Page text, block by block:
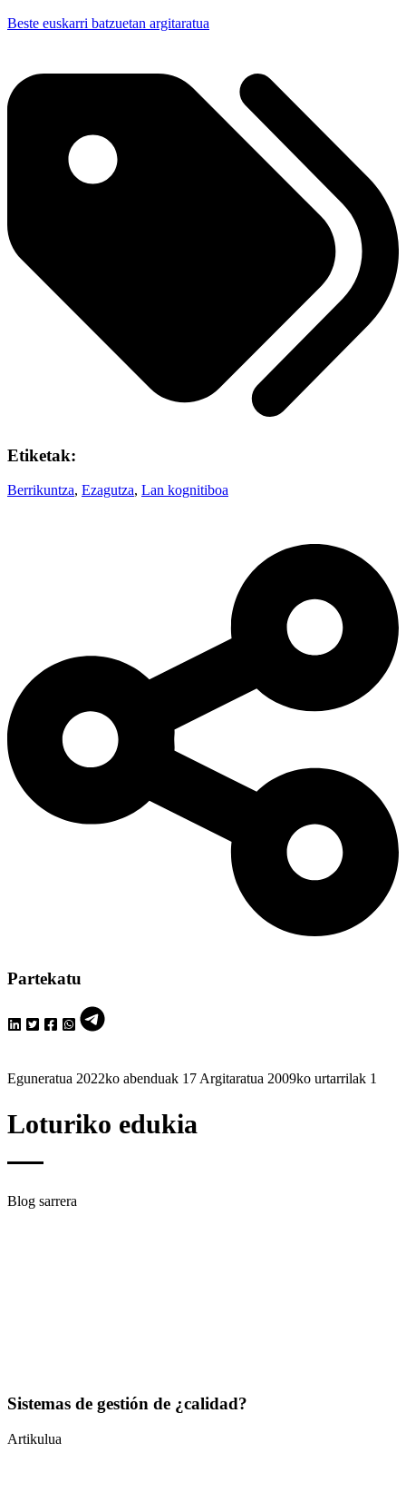
Beste euskarri batzuetan argitaratua
Etiketak:
Berrikuntza, Ezagutza, Lan kognitiboa
Partekatu
Eguneratua 2022ko abenduak 17 Argitaratua 2009ko urtarrilak 1
Loturiko edukia
Blog sarrera
Sistemas de gestión de ¿calidad?
Artikulua